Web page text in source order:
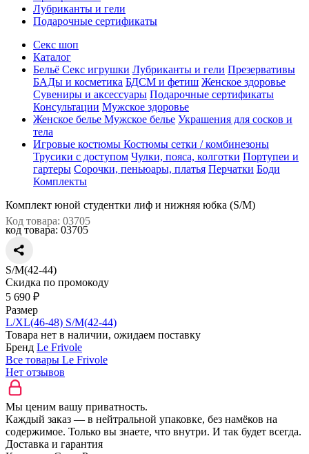
Лубриканты и гели
Подарочные сертификаты
Секс шоп
Каталог
Бельё Секс игрушки Лубриканты и гели Презервативы
БАДы и косметика БДСМ и фетиш Женское здоровье
Сувениры и аксессуары Подарочные сертификаты
Консультации Мужское здоровье
Женское белье Мужское белье Украшения для сосков и
тела
Игровые костюмы Костюмы сетки / комбинезоны
Трусики с доступом Чулки, пояса, колготки Портупеи и
гартеры Сорочки, пеньюары, платья Перчатки Боди
Комплекты
Комплект юной студентки лиф и нижняя юбка (S/M)
Код товара: 03705
код товара: 03705
S/M(42-44)
Скидка по промокоду
5 690 ₽
Размер
L/XL(46-48) S/M(42-44)
Товара нет в наличии, ожидаем поставку
Бренд Le Frivole
Все товары Le Frivole
Нет отзывов
Мы ценим вашу приватность.
Каждый заказ — в нейтральной упаковке, без намёков на
содержимое. Только вы знаете, что внутри. И так будет всегда.
Доставка и гарантия